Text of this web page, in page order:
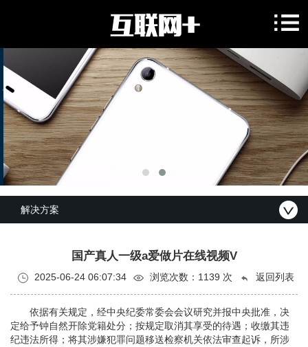
解决方案
国产真人一级a爱做片在线视频V
2025-06-24 06:07:34 浏览次数： 1139 次 返回列表
依据有关规定，经中央纪委常委会会议研究并报中央批准，决
定给予钟自然开除党籍处分；按规定取消其享受的待遇；收缴其违
纪违法所得；将其涉嫌犯罪问题移送检察机关依法审查起诉，所涉